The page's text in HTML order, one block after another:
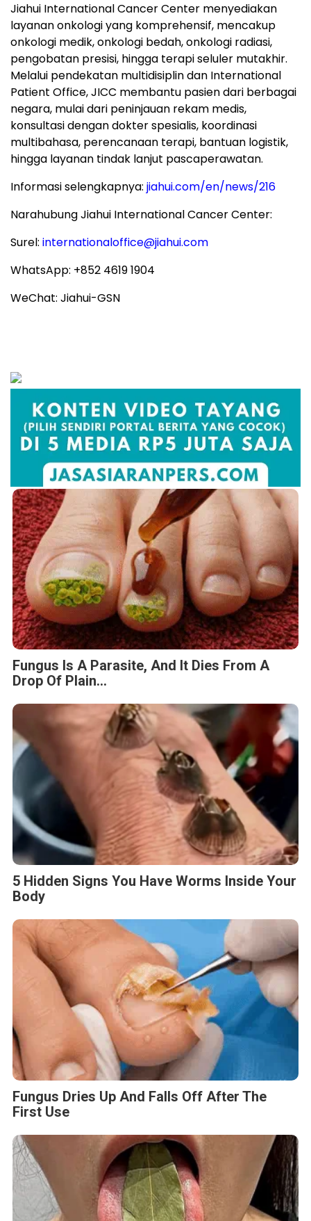
Jiahui International Cancer Center menyediakan
layanan onkologi yang komprehensif, mencakup
onkologi medik, onkologi bedah, onkologi radiasi,
pengobatan presisi, hingga terapi seluler mutakhir.
Melalui pendekatan multidisiplin dan International
Patient Office, JICC membantu pasien dari berbagai
negara, mulai dari peninjauan rekam medis,
konsultasi dengan dokter spesialis, koordinasi
multibahasa, perencanaan terapi, bantuan logistik,
hingga layanan tindak lanjut pascaperawatan.
Informasi selengkapnya: jiahui.com/en/news/216
Narahubung Jiahui International Cancer Center:
Surel: internationaloffice@jiahui.com
WhatsApp: +852 4619 1904
WeChat: Jiahui-GSN
Fungus Is A Parasite, And It Dies From A
Drop Of Plain...
5 Hidden Signs You Have Worms Inside Your
Body
Fungus Dries Up And Falls Off After The
First Use